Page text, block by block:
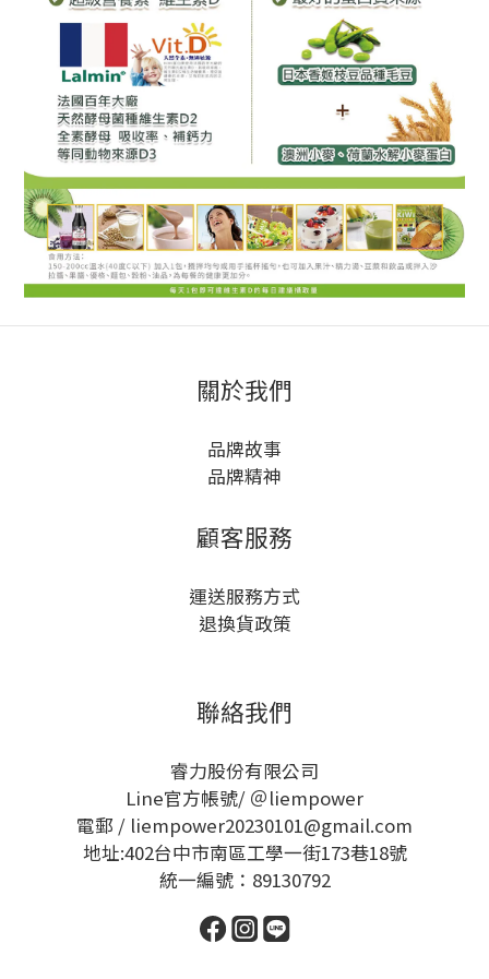
關於我們
品牌故事
品牌精神
顧客服務
運送服務方式
退換貨政策
聯絡我們
睿力股份有限公司
Line官方帳號/ ＠liempower
電郵 / liempower20230101@gmail.com
地址:402台中市南區工學一街173巷18號
統一編號：89130792